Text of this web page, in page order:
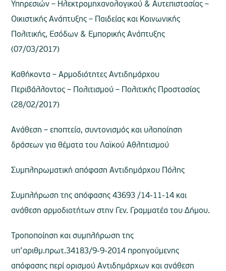
Υπηρεσιών – Ηλεκτρομηχανολογικού & Αυτεπιστασίας –
Οικιστικής Ανάπτυξης – Παιδείας και Κοινωνικής
Πολιτικής, Εσόδων & Εμπορικής Ανάπτυξης
(07/03/2017)
Καθήκοντα – Αρμοδιότητες Αντιδημάρχου
Περιβάλλοντος – Πολιτισμού – Πολιτικής Προστασίας
(28/02/2017)
Ανάθεση – εποπτεία, συντονισμός και υλοποίηση
δράσεων για θέματα του Λαϊκού Αθλητισμού
Συμπληρωματική απόφαση Αντιδημάρχου Πόλης
Συμπλήρωση της απόφασης 43693 /14-11-14 και
ανάθεση αρμοδιοτήτων στην Γεν. Γραμματέα του Δήμου.
Τροποποίηση και συμπλήρωση της
υπ’αριθμ.πρωτ.34183/9-9-2014 προηγούμενης
απόφασης περί ορισμού Αντιδημάρχων και ανάθεση